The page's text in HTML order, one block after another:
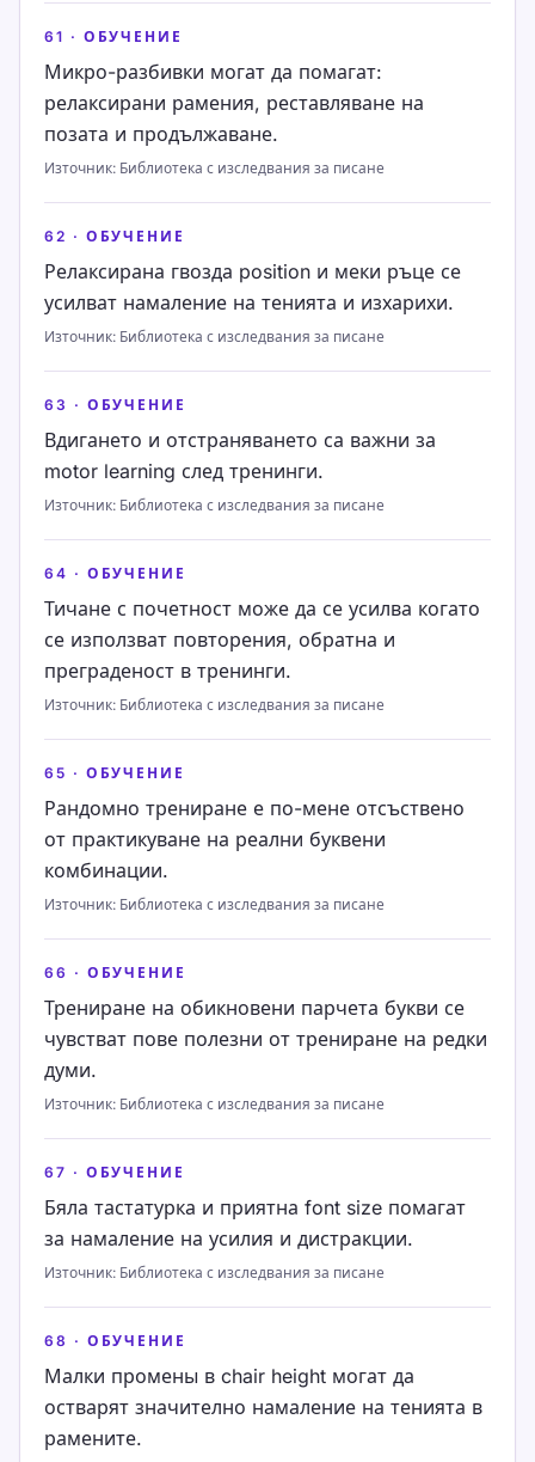
61 · ОБУЧЕНИЕ
Микро-разбивки могат да помагат:
релаксирани рамения, реставляване на
позата и продължаване.
Източник: Библиотека с изследвания за писане
62 · ОБУЧЕНИЕ
Релаксирана гвозда position и меки ръце се
усилват намаление на тенията и изхарихи.
Източник: Библиотека с изследвания за писане
63 · ОБУЧЕНИЕ
Вдигането и отстраняването са важни за
motor learning след тренинги.
Източник: Библиотека с изследвания за писане
64 · ОБУЧЕНИЕ
Тичане с почетност може да се усилва когато
се използват повторения, обратна и
преграденост в тренинги.
Източник: Библиотека с изследвания за писане
65 · ОБУЧЕНИЕ
Рандомно трениране е по-мене отсъствено
от практикуване на реални буквени
комбинации.
Източник: Библиотека с изследвания за писане
66 · ОБУЧЕНИЕ
Трениране на обикновени парчета букви се
чувстват пове полезни от трениране на редки
думи.
Източник: Библиотека с изследвания за писане
67 · ОБУЧЕНИЕ
Бяла тастатурка и приятна font size помагат
за намаление на усилия и дистракции.
Източник: Библиотека с изследвания за писане
68 · ОБУЧЕНИЕ
Малки промены в chair height могат да
остварят значително намаление на тенията в
рамените.